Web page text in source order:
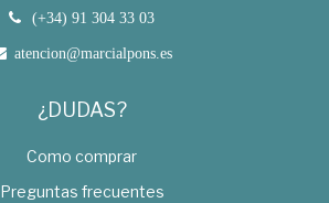
(+34) 91 304 33 03
atencion@marcialpons.es
¿DUDAS?
Como comprar
Preguntas frecuentes